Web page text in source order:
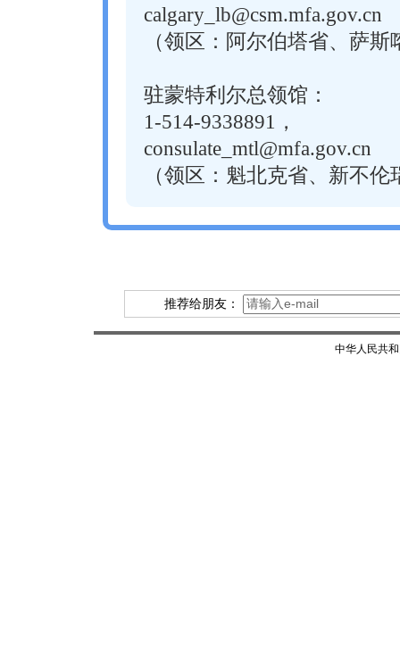
calgary_lb@csm.mfa.gov.cn
（领区：阿尔伯塔省、萨
驻蒙特利尔总领馆：
1-514-9338891，
consulate_mtl@mfa.gov.cn
（领区：魁北克省、新不伦
推荐给朋友：
中华人民共